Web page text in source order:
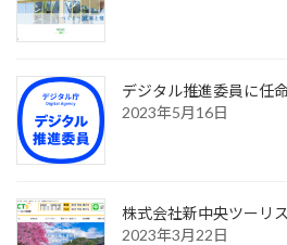
デジタル推進委員に任
2023年5月16日
株式会社新中央ツーリ
2023年3月22日